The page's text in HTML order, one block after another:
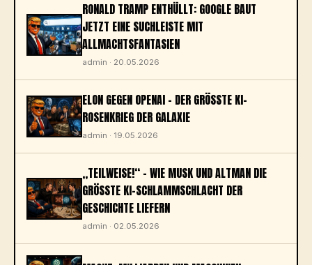
RONALD TRAMP ENTHÜLLT: GOOGLE BAUT
JETZT EINE SUCHLEISTE MIT
ALLMACHTSFANTASIEN
admin · 20.05.2026
ELON GEGEN OPENAI – DER GRÖSSTE KI-R
OSENKRIEG DER GALAXIE
admin · 19.05.2026
„TEILWEISE!“ – WIE MUSK UND ALTMAN DIE
GRÖSSTE KI-SCHLAMMSCHLACHT DER G
ESCHICHTE LIEFERN
admin · 02.05.2026